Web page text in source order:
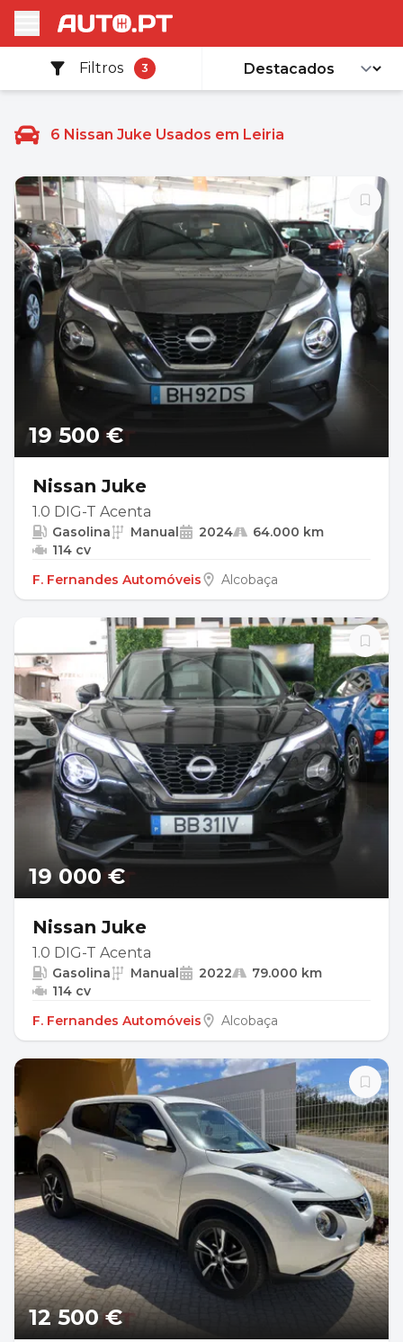
Filtros 3
6 Nissan Juke Usados em Leiria
19 500 €
Nissan Juke
1.0 DIG-T Acenta
Gasolina Manual 2024
64.000 km
114 cv
F. Fernandes Automóveis
Alcobaça
19 000 €
Nissan Juke
1.0 DIG-T Acenta
Gasolina Manual 2022
79.000 km
114 cv
F. Fernandes Automóveis
Alcobaça
12 500 €